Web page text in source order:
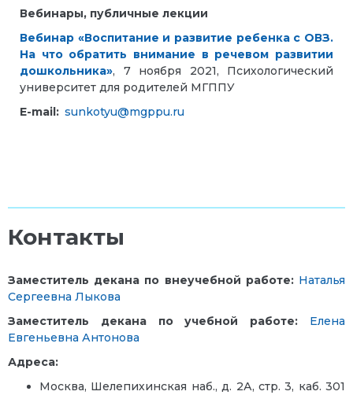
Вебинары, публичные лекции
Вебинар «Воспитание и развитие ребенка с ОВЗ.
На что обратить внимание в речевом развитии
дошкольника», 7 ноября 2021, Психологический
университет для родителей МГППУ
E-mail: sunkotyu@mgppu.ru
Контакты
Заместитель декана по внеучебной работе: Наталья
Сергеевна Лыкова
Заместитель декана по учебной работе: Елена
Евгеньевна Антонова
Адреса:
Москва, Шелепихинская наб., д. 2А, стр. 3, каб. 301